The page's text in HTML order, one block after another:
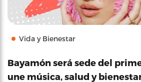
Vida y Bienestar
Bayamón será sede del
une música, salud y